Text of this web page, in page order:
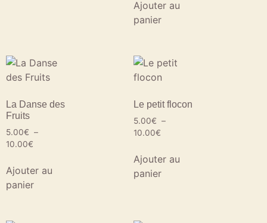
Ajouter au
panier
La Danse des
Fruits
5.00€ –
10.00€
Ajouter au
panier
Le petit flocon
5.00€ –
10.00€
Ajouter au
panier